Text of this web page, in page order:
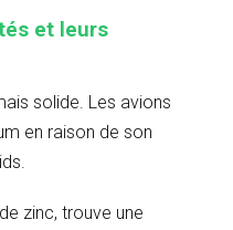
et leurs
solide. Les avions
en raison de son
zinc, trouve une